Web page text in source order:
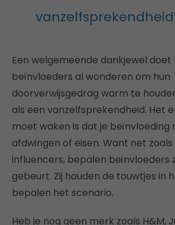
Een welgemeende dankjewel doet
beïnvloeders al wonderen om hun
doorverwijsgedrag warm te
als een vanzelfsprekendheid. Het
moet waken is dat je beïnvloeding
afdwingen of eisen. Want net zoals
influencers, bepalen beïnvloeders
gebeurt. Zij houden de touwtjes in
bepalen het scenario.
Heb je nog geen merk zoals H&M,